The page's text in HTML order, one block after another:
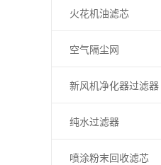
火花机油滤芯
空气隔尘网
新风机净化器过滤器
纯水过滤器
喷涂粉末回收滤芯